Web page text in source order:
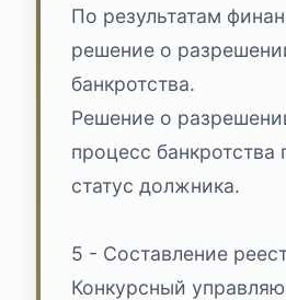
По результатам
решение о
банкротства.
Решение о
процесс
статус должника.
5 - Составление
Конкурсный